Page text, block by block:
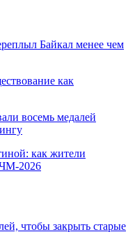
Байкал менее чем
как
восемь медалей
как жители
ЧМ-2026
чтобы закрыть старые